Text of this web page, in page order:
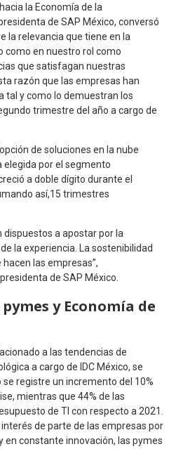
la Economía de la
de SAP México, conversó
la relevancia que tiene en la
como en nuestro rol como
que satisfagan nuestras
razón que las empresas han
tal y como lo demuestran los
trimestre del año a cargo de
de soluciones en la nube
por el segmento
a doble dígito durante el
así,15 trimestres
dispuestos a apostar por la
la experiencia. La sostenibilidad
las empresas”,
de SAP México.
y Economía de
a las tendencias de
a cargo de IDC México, se
registre un incremento del 10%
mientras que 44% de las
de TI con respecto a 2021.
de parte de las empresas por
en constante innovación, las pymes